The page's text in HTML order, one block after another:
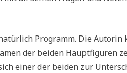
Programm. Die
der beiden Hauptfiguren
einer der beiden zur